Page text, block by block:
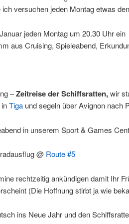
versuchen jeden Montag etwas
jeden Montag um 20.30 Uhr ein
aus Cruising, Spieleabend,
–Zeitreise der Schiffsratten,wir
Tiga und segeln über Avignon nach
in unserem Sport & Games
@ Route #5
rechtzeitig ankündigen damit Ihr
(Die Hoffnung stirbt ja wie
ins Neue Jahr und den